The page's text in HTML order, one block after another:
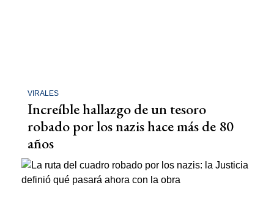
VIRALES
Increíble hallazgo de un tesoro
robado por los nazis hace más de 80
años